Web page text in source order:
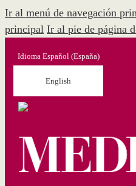
Ir al menú de navegación
principal Ir al pie de página
Idioma Español (España)
English